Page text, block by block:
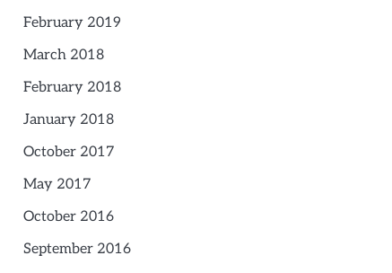
February 2019
March 2018
February 2018
January 2018
October 2017
May 2017
October 2016
September 2016